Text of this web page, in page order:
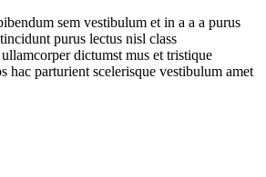
sem vestibulum et in a a a purus
purus lectus nisl class
dictumst mus et tristique
hac parturient scelerisque vestibulum amet